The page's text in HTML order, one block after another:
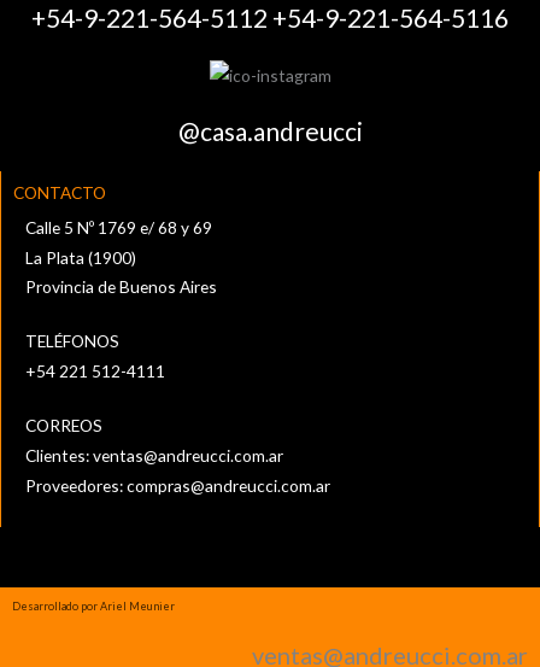
+54-9-221-564-5112 +54-9-221-564-5116
@casa.andreucci
CONTACTO
Calle 5 Nº 1769 e/ 68 y 69
La Plata (1900)
Provincia de Buenos Aires
TELÉFONOS
+54 221 512-4111‬
CORREOS
Clientes:ventas@andreucci.com.ar
Proveedores:compras@andreucci.com.ar
Desarrollado por Ariel Meunier
ventas@andreucci.com.ar